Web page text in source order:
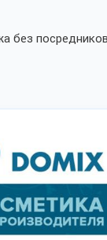
без